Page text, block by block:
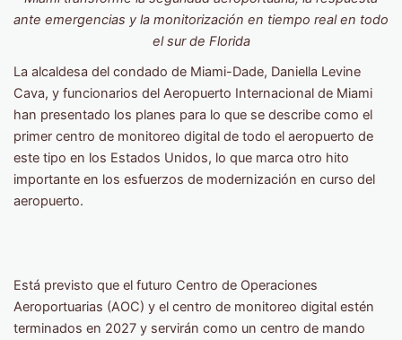
ante emergencias y la monitorización en tiempo real en todo
el sur de Florida
La alcaldesa del condado de Miami-Dade, Daniella Levine
Cava, y funcionarios del Aeropuerto Internacional de Miami
han presentado los planes para lo que se describe como el
primer centro de monitoreo digital de todo el aeropuerto de
este tipo en los Estados Unidos, lo que marca otro hito
importante en los esfuerzos de modernización en curso del
aeropuerto.
Está previsto que el futuro Centro de Operaciones
Aeroportuarias (AOC) y el centro de monitoreo digital estén
terminados en 2027 y servirán como un centro de mando